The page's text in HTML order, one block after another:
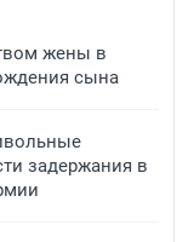
жены в
сына
задержания в